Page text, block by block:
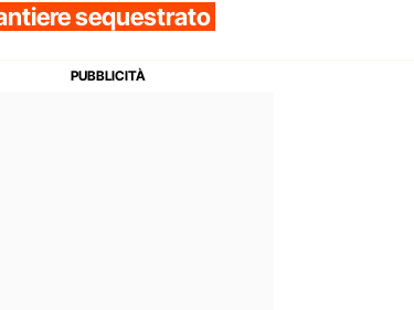
sequestrato